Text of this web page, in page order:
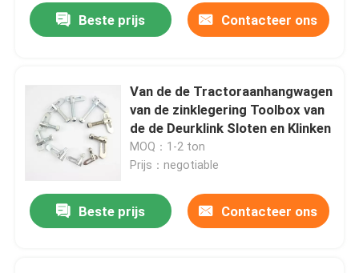
Beste prijs Contacteer ons
Van de de Tractoraanhangwagen
van de zinklegering Toolbox van
de de Deurklink Sloten en Klinken
MOQ：1-2 ton
Prijs：negotiable
Beste prijs Contacteer ons